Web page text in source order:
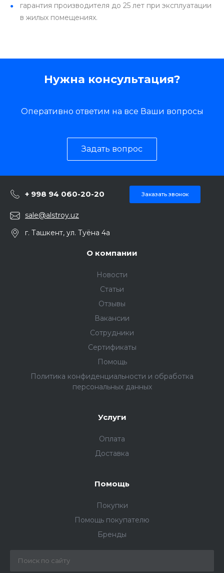
гарантия производителя до 25 лет при эксплуатации
в жилых помещениях.
Нужна консультация?
Оперативно ответим на все Ваши вопросы
Задать вопрос
+ 998 94 060-20-20 Заказать звонок
sale@alstroy.uz
г. Ташкент, ул. Туёна 4а
О компании
Новости
Статьи
Отзывы
Вакансии
Сотрудники
Сертификаты
Помощь
Политика конфиденциальности и обработка
персональных данных
Услуги
Оплата
Доставка
Помощь
Покупки
Помощь покупателю
Бренды